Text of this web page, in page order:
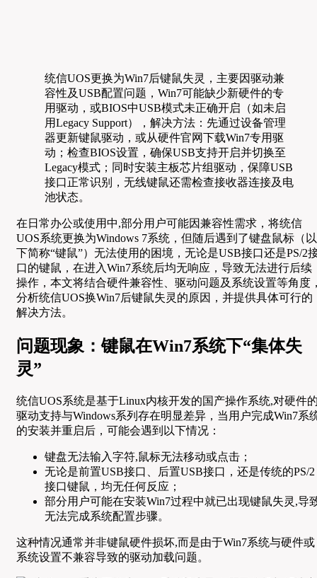
统信UOS更换为Win7后键鼠失灵，主要因驱动兼
容性及USB配置问题，Win7可能缺少新硬件的专
用驱动，或BIOS中USB模式未正确开启（如未启
用Legacy Support），解决方法：先通过设备管理
器更新键鼠驱动，或从硬件官网下载Win7专用驱
动；检查BIOS设置，确保USB支持开启并切换至
Legacy模式；同时安装主板芯片组驱动，保障USB
接口正常识别，无线键鼠还需检查接收器连接及电
池状态。
在日常办公或使用中,部分用户可能因兼容性需求，将统信
UOS系统更换为Windows 7系统，但随后遇到了键盘鼠标（以
下简称“键鼠”）无法使用的困境，无论是USB接口还是PS/2
口的键鼠，在进入Win7系统后均无响应，导致无法进行后续
操作，本文将结合硬件兼容性、驱动问题及系统设置等角度
分析统信UOS换Win7后键鼠失灵的原因，并提供具体可行的
解决方法。
问题现象：键鼠在Win7系统下“集体失
灵”
统信UOS系统是基于Linux内核开发的国产操作系统,对硬件
驱动支持与Windows系列存在明显差异，当用户完成Win7系
的安装并重启后，可能会遇到以下情况：
键盘无法输入字符,鼠标无法移动或点击；
无论是前置USB接口、后置USB接口，还是传统的PS/2
接口键鼠，均无任何反应；
部分用户可能在安装Win7过程中就已出现键鼠失灵,导
无法完成系统配置步骤。
这种情况通常并非键鼠硬件损坏,而是由于Win7系统与硬件或
系统设置不兼容导致的驱动加载问题。